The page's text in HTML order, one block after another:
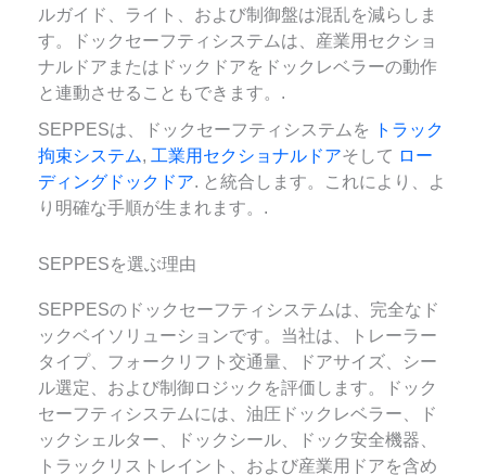
ルガイド、ライト、および制御盤は混乱を減らしま
す。ドックセーフティシステムは、産業用セクショ
ナルドアまたはドックドアをドックレベラーの動作
と連動させることもできます。.
SEPPESは、ドックセーフティシステムを
トラック
拘束システム, 工業用セクショナルドアそして ロー
ディングドックドア. と統合します。これにより、よ
り明確な手順が生まれます。.
SEPPESを選ぶ理由
SEPPESのドックセーフティシステムは、完全なド
ックベイソリューションです。当社は、トレーラー
タイプ、フォークリフト交通量、ドアサイズ、シー
ル選定、および制御ロジックを評価します。ドック
セーフティシステムには、油圧ドックレベラー、ド
ックシェルター、ドックシール、ドック安全機器、
トラックリストレイント、および産業用ドアを含め